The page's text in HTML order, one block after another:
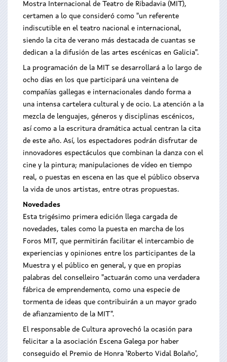
Mostra Internacional de Teatro de Ribadavia (MIT),
certamen a lo que consideró como "un referente
indiscutible en el teatro nacional e internacional,
siendo la cita de verano más destacada de cuantas se
dedican a la difusión de las artes escénicas en Galicia".
La programación de la MIT se desarrollará a lo largo de
ocho días en los que participará una veintena de
compañías gallegas e internacionales dando forma a
una intensa cartelera cultural y de ocio. La atención a la
mezcla de lenguajes, géneros y disciplinas escénicos,
así como a la escritura dramática actual centran la cita
de este año. Así, los espectadores podrán disfrutar de
innovadores espectáculos que combinan la danza con el
cine y la pintura; manipulaciones de vídeo en tiempo
real, o puestas en escena en las que el público observa
la vida de unos artistas, entre otras propuestas.
Novedades
Esta trigésimo primera edición llega cargada de
novedades, tales como la puesta en marcha de los
Foros MIT, que permitirán facilitar el intercambio de
experiencias y opiniones entre los participantes de la
Muestra y el público en general, y que en propias
palabras del conselleiro "actuarán como una verdadera
fábrica de emprendemento, como una especie de
tormenta de ideas que contribuirán a un mayor grado
de afianzamiento de la MIT".
El responsable de Cultura aprovechó la ocasión para
felicitar a la asociación Escena Galega por haber
conseguido el Premio de Honra 'Roberto Vidal Bolaño',